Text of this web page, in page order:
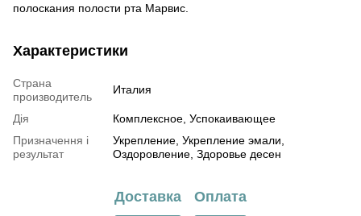
полоскания полости рта Марвис.
Характеристики
Страна
производитель
Италия
Дія
Комплексное, Успокаивающее
Призначення і
результат
Укрепление, Укрепление эмали,
Оздоровление, Здоровье десен
Доставка Оплата